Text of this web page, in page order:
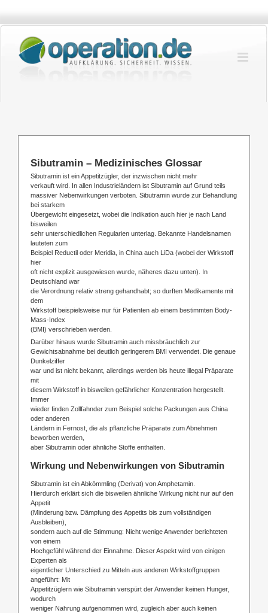
springen
Sibutramin – Medizinisches Glossar
Sibutramin ist ein Appetitzügler, der inzwischen nicht mehr
verkauft wird. In allen Industrieländern ist Sibutramin auf Grund teils
massiver Nebenwirkungen verboten. Sibutramin wurde zur Behandlung
bei starkem
Übergewicht eingesetzt, wobei die Indikation auch hier je nach Land
bisweilen
sehr unterschiedlichen Regularien unterlag. Bekannte Handelsnamen
lauteten zum
Beispiel Reductil oder Meridia, in China auch LiDa (wobei der Wirkstoff
hier
oft nicht explizit ausgewiesen wurde, näheres dazu unten). In
Deutschland war
die Verordnung relativ streng gehandhabt; so durften Medikamente mit
dem
Wirkstoff beispielsweise nur für Patienten ab einem bestimmten Body-
Mass-Index
(BMI) verschrieben werden.
Darüber hinaus wurde Sibutramin auch missbräuchlich zur
Gewichtsabnahme bei deutlich geringerem BMI verwendet. Die genaue
Dunkelziffer
war und ist nicht bekannt, allerdings werden bis heute illegal Präparate
mit
diesem Wirkstoff in bisweilen gefährlicher Konzentration hergestellt.
Immer
wieder finden Zollfahnder zum Beispiel solche Packungen aus China
oder anderen
Ländern in Fernost, die als pflanzliche Präparate zum Abnehmen
beworben werden,
aber Sibutramin oder ähnliche Stoffe enthalten.
Wirkung und Nebenwirkungen von Sibutramin
Sibutramin ist ein Abkömmling (Derivat) von Amphetamin.
Hierdurch erklärt sich die bisweilen ähnliche Wirkung nicht nur auf den
Appetit
(Minderung bzw. Dämpfung des Appetits bis zum vollständigen
Ausbleiben),
sondern auch auf die Stimmung: Nicht wenige Anwender berichteten
von einem
Hochgefühl während der Einnahme. Dieser Aspekt wird von einigen
Experten als
eigentlicher Unterschied zu Mitteln aus anderen Wirkstoffgruppen
angeführt: Mit
Appetitzüglern wie Sibutramin verspürt der Anwender keinen Hunger,
wodurch
weniger Nahrung aufgenommen wird, zugleich aber auch keinen